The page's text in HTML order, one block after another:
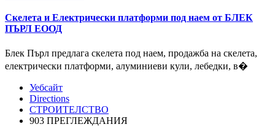
Скелета и Електрически платформи под наем от БЛЕК
ПЪРЛ ЕООД
Блек Пърл предлага скелета под наем, продажба на скелета,
електрически платформи, алуминиеви кули, лебедки, в�
Уебсайт
Directions
СТРОИТЕЛСТВО
903 ПРЕГЛЕЖДАНИЯ